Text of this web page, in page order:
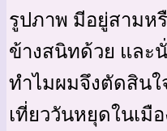
รูปภาพ มีอยู่สามห
ข้างสนิทด้วย และ
ทำไมผมจึงตัดสินใ
เที่ยววันหยุดในเมื